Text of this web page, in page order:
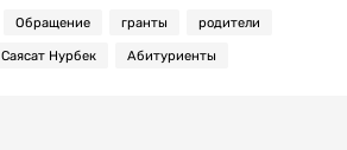
Обращение гранты родители
Саясат Нурбек Абитуриенты